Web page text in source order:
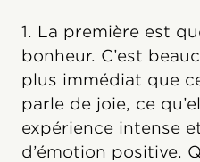
1. La première est
bonheur. C’est
plus immédiat que
parle de joie, ce
expérience intense
d’émotion positive.